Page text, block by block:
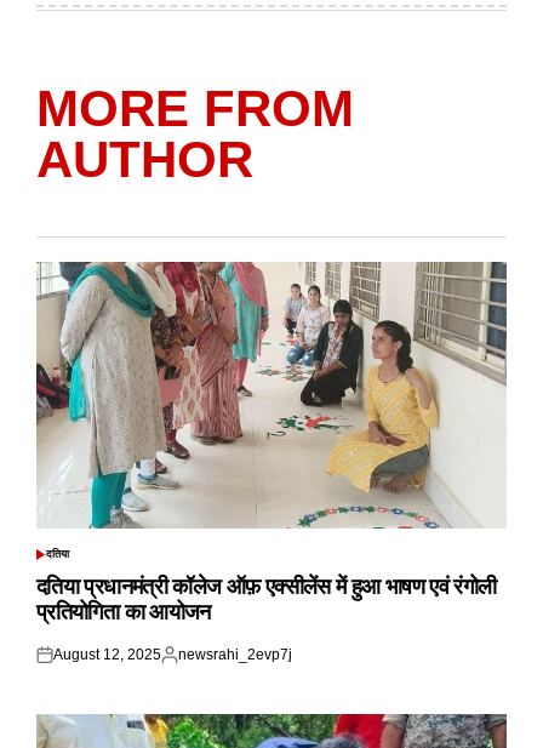
MORE FROM
AUTHOR
POSTED
दतिया
दतिया प्रधानमंत्री कॉलेज ऑफ़ एक्सीलेंस में हुआ भाषण एवं रंगोली
प्रतियोगिता का आयोजन
Posted
August 12, 2025
Posted
newsrahi_2evp7j